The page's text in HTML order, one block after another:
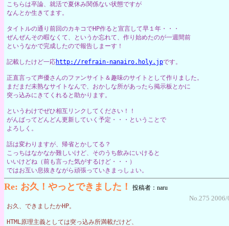
こちらは卒論、就活で夏休み関係ない状態ですが
なんとか生きてます。
タイトルの通り前回のカキコでHP作ると宣言して早１年・・・
ぜんぜんその暇なくて、というか忘れて、作り始めたのが一週間前
というなかで完成したので報告しまーす！
記載したけど一応http://refrain-nanairo.holy.jpです。
正直言って声優さんのファンサイト＆趣味のサイトとして作りました。
まだまだ未熟なサイトなんで、おかしな所があったら掲示板とかに
突っ込みにきてくれると助かります。
というわけでぜひ相互リンクしてください！！
がんばってどんどん更新していく予定・・・ということで
よろしく。
話は変わりますが、帰省とかしてる？
こっちはなかなか難しいけど、そのうち飲みにいけると
いいけどね（前も言った気がするけど・・・）
ではお互い息抜きながら頑張っていきまっしょい。
Re: お久！やっとできました！ 投稿者：naru
No.275
お久、できましたかHP。
HTML原理主義としては突っ込み所満載だけど、